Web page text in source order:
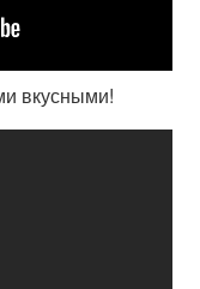
вкусными!